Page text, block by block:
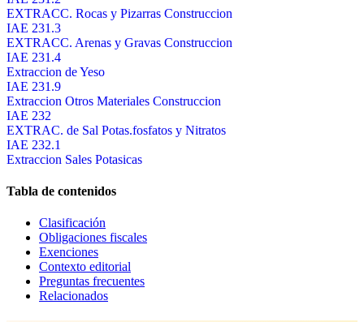
EXTRACC. Rocas y Pizarras Construccion
IAE 231.3
EXTRACC. Arenas y Gravas Construccion
IAE 231.4
Extraccion de Yeso
IAE 231.9
Extraccion Otros Materiales Construccion
IAE 232
EXTRAC. de Sal Potas.fosfatos y Nitratos
IAE 232.1
Extraccion Sales Potasicas
Tabla de contenidos
Clasificación
Obligaciones fiscales
Exenciones
Contexto editorial
Preguntas frecuentes
Relacionados